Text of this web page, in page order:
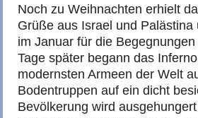
Noch zu Weihnachten erhielt
Grüße aus Israel und
im Januar für die
Tage später begann das
modernsten Armeen der Welt
Bodentruppen auf ein dicht
Bevölkerung wird